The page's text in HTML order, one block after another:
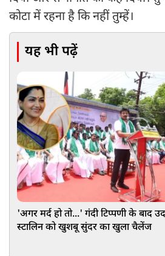
कोटा में रहना है कि नहीं तुम्हें।
यह भी पढ़ें
'अगर मर्द हो तो...' गंदी टिप्पणी के बाद
स्टालिन को खुशबू सुंदर का खुला चैलेंज